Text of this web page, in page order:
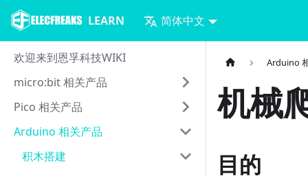
LEARN 简体中文
欢迎来到恩孚科技WIKI
micro:bit 相关产品
Pico 相关产品
Arduino 相关产品
积木搭建
Arduino
机械
目的